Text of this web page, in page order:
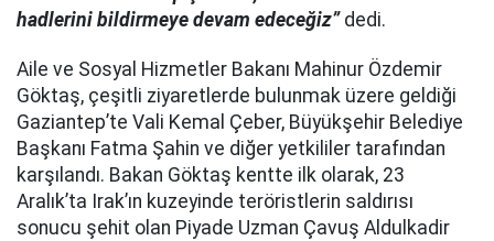
hadlerini bildirmeye devam edeceğiz”dedi.
Aile ve Sosyal Hizmetler Bakanı Mahinur Özdemir
Göktaş, çeşitli ziyaretlerde bulunmak üzere geldiği
Gaziantep’te Vali Kemal Çeber, Büyükşehir Belediye
Başkanı Fatma Şahin ve diğer yetkililer tarafından
karşılandı. Bakan Göktaş kentte ilk olarak, 23
Aralık’ta Irak’ın kuzeyinde teröristlerin saldırısı
sonucu şehit olan Piyade Uzman Çavuş Aldulkadir